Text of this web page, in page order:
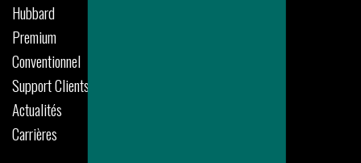
Hubbard
Premium
Conventionnel
Support Clients
Actualités
Carrières